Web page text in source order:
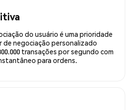
do usuário é uma prioridade
de negociação personalizado
transações por segundo com
para ordens.